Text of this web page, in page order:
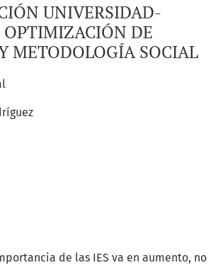
UNIVERSIDAD-
OPTIMIZACIÓN DE
METODOLOGÍA SOCIAL
de las IES va en aumento, no